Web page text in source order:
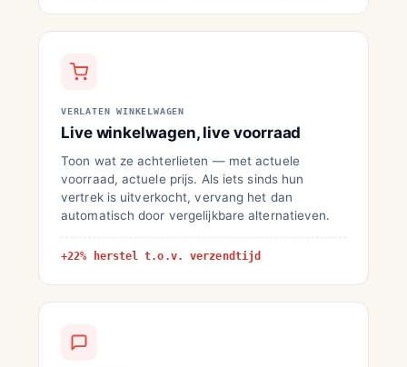
VERLATEN WINKELWAGEN
Live winkelwagen, live voorraad
Toon wat ze achterlieten — met actuele
voorraad, actuele prijs. Als iets sinds hun
vertrek is uitverkocht, vervang het dan
automatisch door vergelijkbare alternatieven.
+22% herstel t.o.v. verzendtijd